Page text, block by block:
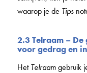
waarop je de Tips
2.3 Telraam –
voor gedrag en
HetTelraamgebruik